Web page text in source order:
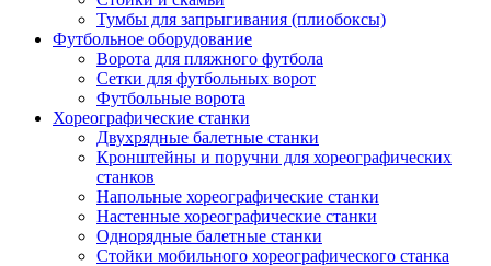
Тумбы для запрыгивания (плиобоксы)
Футбольное оборудование
Ворота для пляжного футбола
Сетки для футбольных ворот
Футбольные ворота
Хореографические станки
Двухрядные балетные станки
Кронштейны и поручни для хореографических
станков
Напольные хореографические станки
Настенные хореографические станки
Однорядные балетные станки
Стойки мобильного хореографического станка